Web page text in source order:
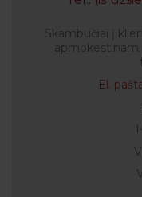
Skambučiai į
El.